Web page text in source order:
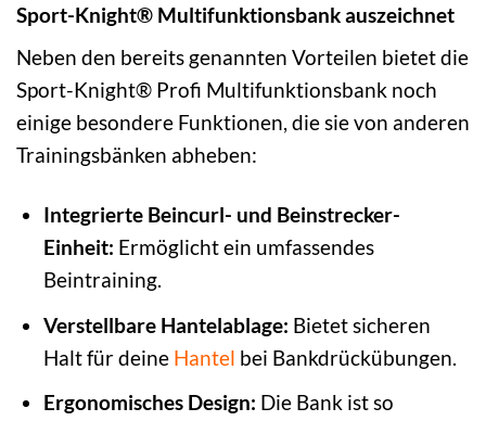
Sport-Knight® Multifunktionsbank auszeichnet
Neben den bereits genannten Vorteilen bietet die
Sport-Knight® Profi Multifunktionsbank noch
einige besondere Funktionen, die sie von anderen
Trainingsbänken abheben:
Integrierte Beincurl- und Beinstrecker-
Einheit: Ermöglicht ein umfassendes
Beintraining.
Verstellbare Hantelablage: Bietet sicheren
Halt für deine Hantel bei Bankdrückübungen.
Ergonomisches Design: Die Bank ist so